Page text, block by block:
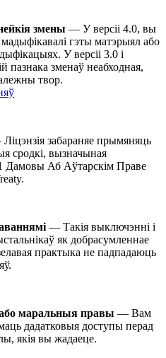
змены — У версіі 4.0, вы
гэты матэрыял або
У версіі 3.0 і
пазнака зменаў неабходная,
твор.
забараняе прымяняць
сродкі, вызначыная
Дамовы Аб Аўтарскім Праве
— Такія выключэнні і
як добрасумленнае
практыка не падпадаюць
маральныя правы — Вам
дадатковыя доступы перад
якія вы жадаеце.